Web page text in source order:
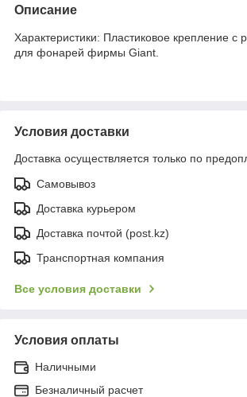
Описание
Характеристики: Пластиковое крепление с
для фонарей фирмы Giant.
Условия доставки
Доставка осуществляется только по
Самовывоз
Доставка курьером
Доставка почтой (post.kz)
Транспортная компания
Все условия доставки
Условия оплаты
Наличными
Безналичный расчет